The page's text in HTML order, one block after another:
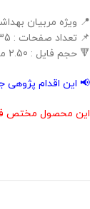
📍 ویژه مربیان
📌 تعداد صفحات : 35
🔻 حجم فایل : 2.50 مگابایت
📢 این اقدام پژوهی
این محصول مختص